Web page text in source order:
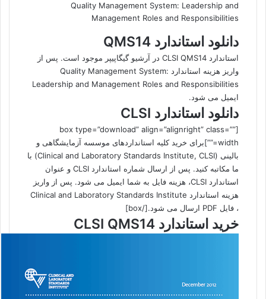
Quality Management System: Leadership and
Management Roles and Responsibilities
دانلود استاندارد QMS14
استاندارد CLSI QMS14 در آرشیو گیگاپیپر موجود است. پس از
واریز هزینه استاندارد Quality Management System:
Leadership and Management Roles and Responsibilities
ایمیل می شود.
دانلود استاندارد CLSI
[box type=”download” align=”alignright” class=””
width=””]برای خرید کلیه استانداردهای موسسه آزمایشگاهی و
بالینی (Clinical and Laboratory Standards Institute, CLSI) با
ما مکاتبه کنید. پس از ارسال شماره استاندارد CLSI و عنوان
استاندارد CLSI، هزینه فایل به شما ایمیل می شود. پس از واریز
هزینه استاندارد Clinical and Laboratory Standards Institute
، فایل PDF ارسال می شود.[/box]
خرید استاندارد CLSI QMS14